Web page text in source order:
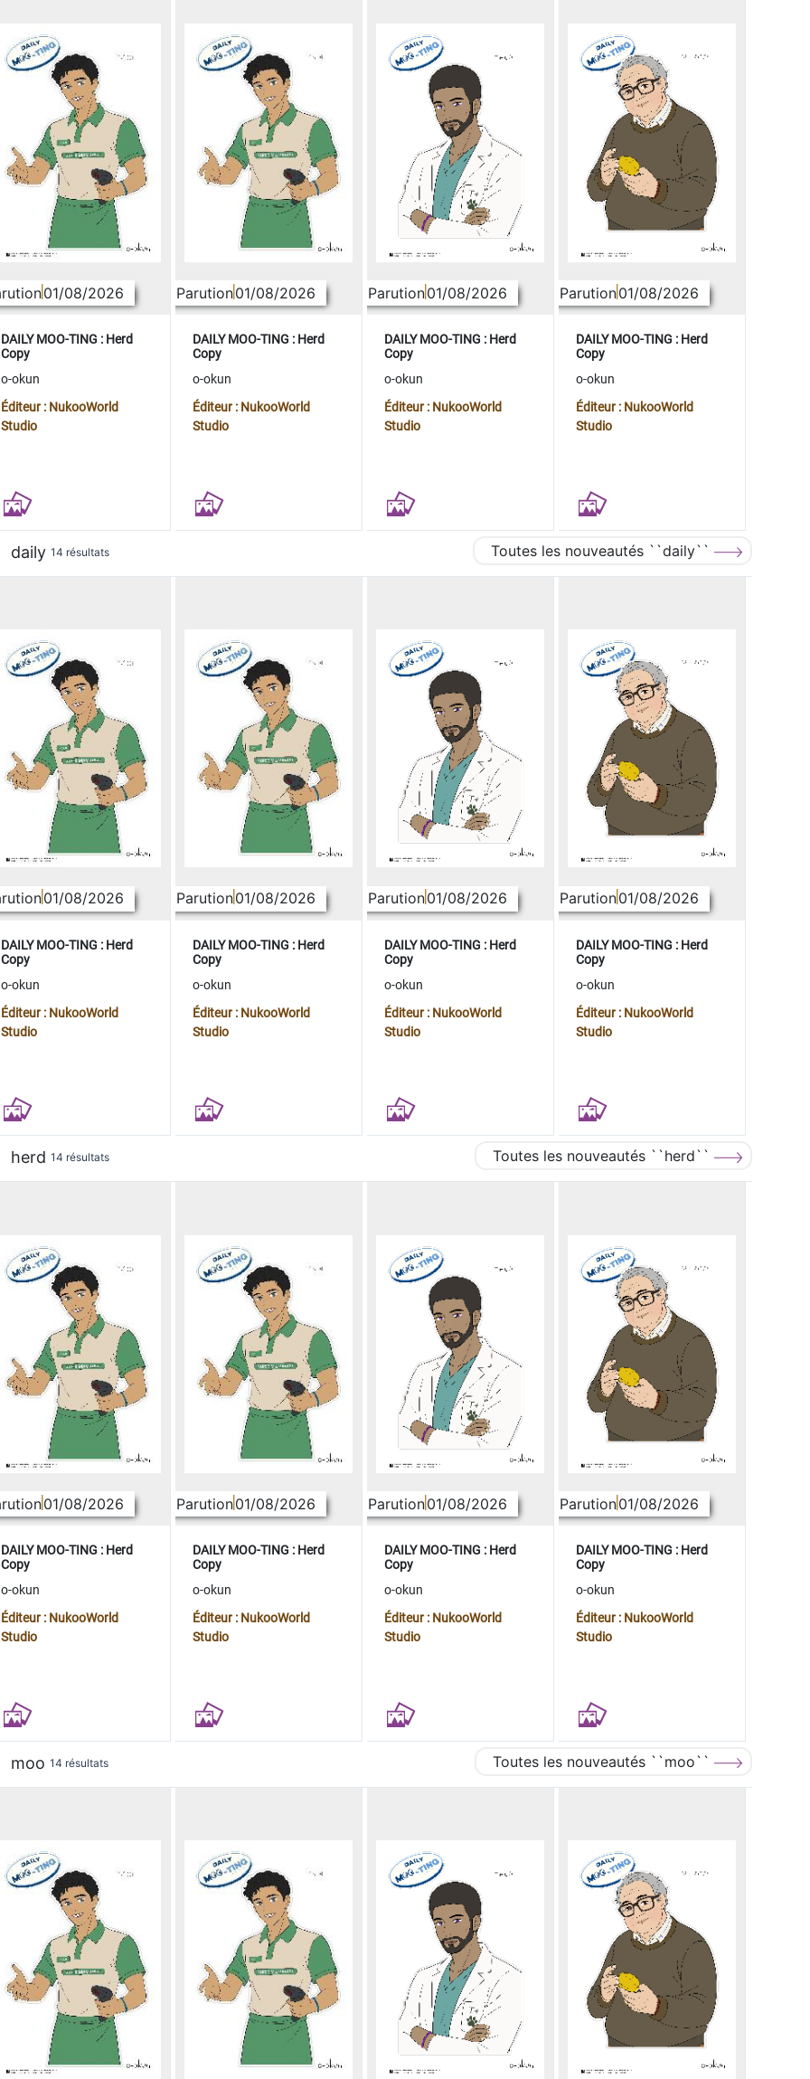
01/08/2026
DAILY MOO-TING : Herd
Copy
o-okun
Éditeur : NukooWorld
Studio
Parution01/08/2026
DAILY MOO-TING : Herd
Copy
o-okun
Éditeur : NukooWorld
Studio
Parution01/08/2026
DAILY MOO-TING : Herd
Copy
o-okun
Éditeur : NukooWorld
Studio
Parution01/08/2026
DAILY MOO-TING : Herd
Copy
o-okun
Éditeur : NukooWorld
Studio
daily 14 résultats Toutes les nouveautés ``daily``
01/08/2026
DAILY MOO-TING : Herd
Copy
o-okun
Éditeur : NukooWorld
Studio
Parution01/08/2026
DAILY MOO-TING : Herd
Copy
o-okun
Éditeur : NukooWorld
Studio
Parution01/08/2026
DAILY MOO-TING : Herd
Copy
o-okun
Éditeur : NukooWorld
Studio
Parution01/08/2026
DAILY MOO-TING : Herd
Copy
o-okun
Éditeur : NukooWorld
Studio
herd 14 résultats Toutes les nouveautés ``herd``
01/08/2026
DAILY MOO-TING : Herd
Copy
o-okun
Éditeur : NukooWorld
Studio
Parution01/08/2026
DAILY MOO-TING : Herd
Copy
o-okun
Éditeur : NukooWorld
Studio
Parution01/08/2026
DAILY MOO-TING : Herd
Copy
o-okun
Éditeur : NukooWorld
Studio
Parution01/08/2026
DAILY MOO-TING : Herd
Copy
o-okun
Éditeur : NukooWorld
Studio
moo 14 résultats Toutes les nouveautés ``moo``